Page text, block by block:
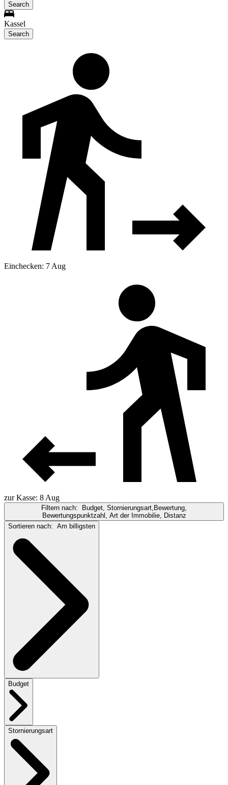
Search
Kassel
Search
Einchecken: 7 Aug
zur Kasse: 8 Aug
Filtern nach:
Budget, Stornierungsart,Bewertung,
Bewertungspunktzahl, Art der Immobilie, Distanz
Sortieren nach: Am billigsten
Budget
Stornierungsart